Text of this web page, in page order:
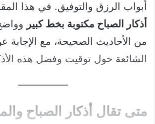
أبواب الرزق والتوفيق. في هذا
أذكار الصباح مكتوبة بخط كبير
من الأحاديث الصحيحة، مع الإجابة
الشائعة حول توقيت وفضل هذه
متى تقال أذكار الصباح